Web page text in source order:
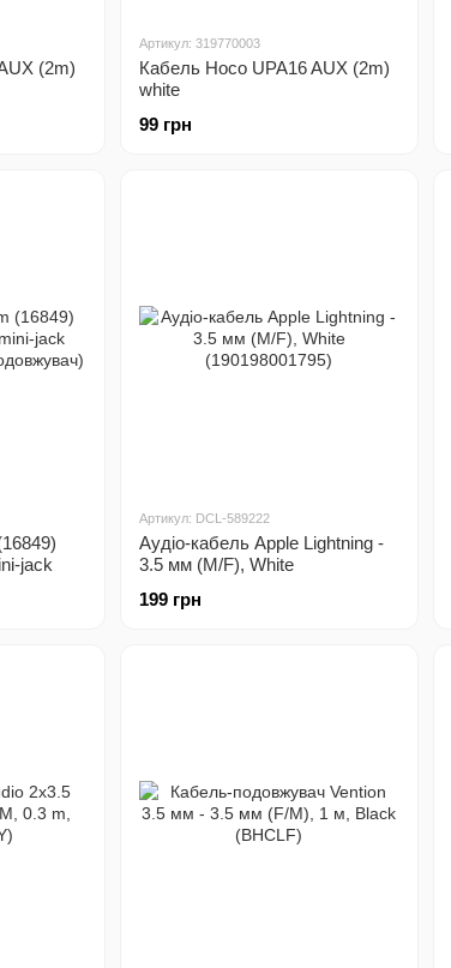
(2m)
Артикул: 319770003
Кабель Hoco UPA16 AUX (2m)
white
99 грн
jack
Артикул: DCL-589222
Аудіо-кабель Apple Lightning -
3.5 мм (M/F), White
199 грн